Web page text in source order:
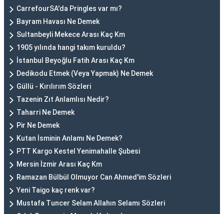
CarrefourSA'da Pringles var mı?
Bayram Havası Ne Demek
Sultanbeyli Mekece Arası Kaç Km
1905 yılında hangi takım kuruldu?
İstanbul Beyoğlu Fatih Arası Kaç Km
Dedikodu Etmek (Veya Yapmak) Ne Demek
Güllü - Kırılırım Sözleri
Tazenin Zıt Anlamlısı Nedir?
Taharri Ne Demek
Pir Ne Demek
Kutan İsminin Anlamı Ne Demek?
PTT Kargo Kestel Yenimahalle Şubesi
Mersin İzmir Arası Kaç Km
Ramazan Bülbül Olmuyor Can Ahmed'im Sözleri
Yeni Taigo kaç renk var?
Mustafa Tuncer Selam Allahın Selamı Sözleri